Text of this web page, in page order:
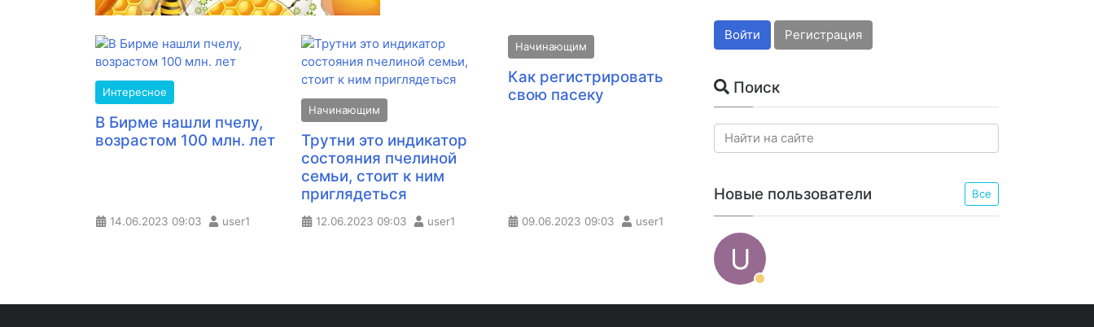
Интересное
В Бирме нашли пчелу,
возрастом 100 млн. лет
14.06.2023 09:03 user1
Начинающим
Трутни это индикатор
состояния пчелиной
семьи, стоит к ним
приглядеться
12.06.2023 09:03 user1
Начинающим
Как регистрировать
свою пасеку
09.06.2023 09:03 user1
Войти Регистрация
Поиск
Новые пользователи Все
U